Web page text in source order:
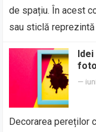
de spațiu. În acest
sau sticlă
—
Decorarea pereților